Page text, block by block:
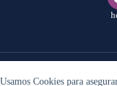
Usamos Cookies para